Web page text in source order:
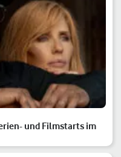
und Filmstarts im